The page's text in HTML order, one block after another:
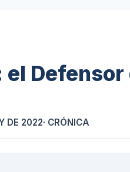
DE 2022· CRÓNICA